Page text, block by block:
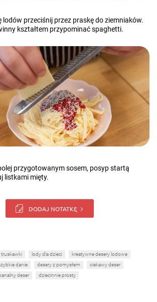
lodów przeciśnij przez praskę do ziemniaków.
kształtem przypominać spaghetti.
przygotowanym sosem, posyp startą
listkami mięty.
DODAJ NOTATKĘ
truskawki lody dla dzieci
kreatywne desery lodowe
danie desery z pomysłem
ciekawy deser
deser dziecinnie prosty